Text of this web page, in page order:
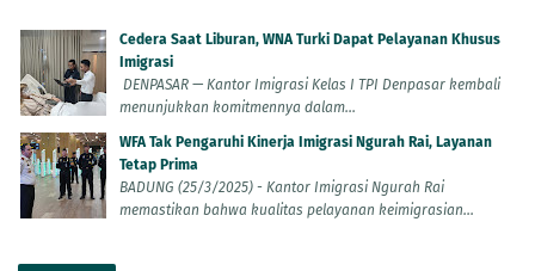
Cedera Saat Liburan, WNA Turki Dapat Pelayanan Khusus
Imigrasi
DENPASAR — Kantor Imigrasi Kelas I TPI Denpasar kembali
menunjukkan komitmennya dalam...
WFA Tak Pengaruhi Kinerja Imigrasi Ngurah Rai, Layanan
Tetap Prima
BADUNG (25/3/2025) - Kantor Imigrasi Ngurah Rai
memastikan bahwa kualitas pelayanan keimigrasian...